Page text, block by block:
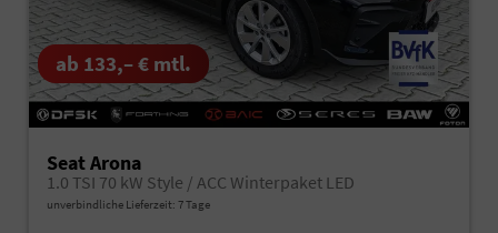
ab 133,– € mtl.
Seat Arona
1.0 TSI 70 kW Style / ACC Winterpaket LED
unverbindliche Lieferzeit: 7 Tage